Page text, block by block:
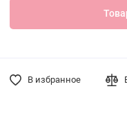
В избранное